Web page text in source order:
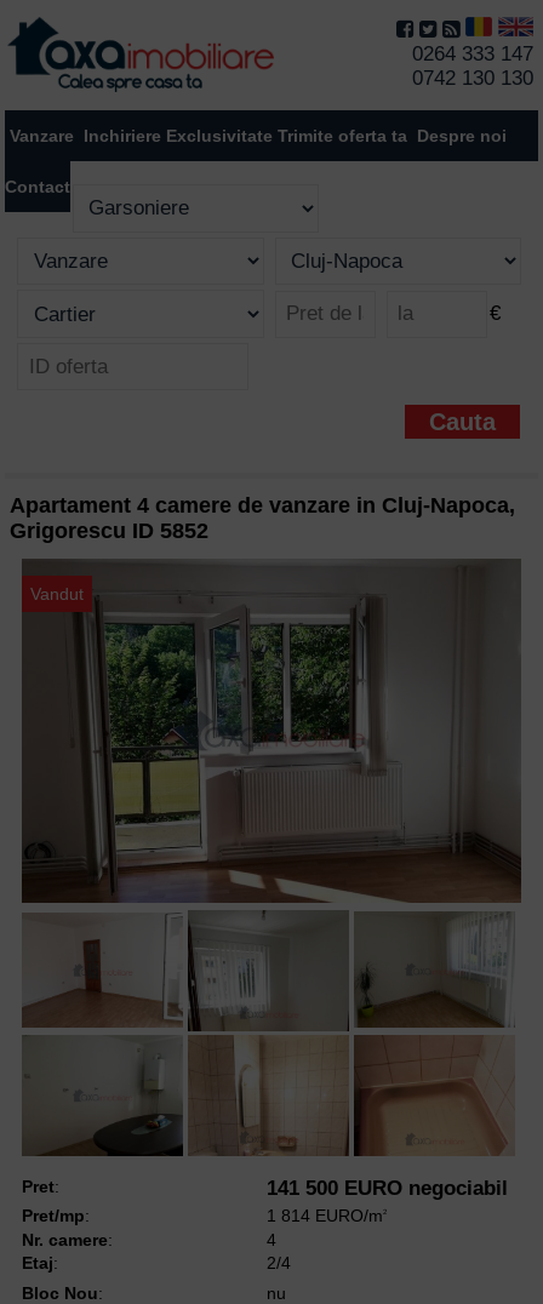
0264 333 147
0742 130 130
Vanzare Inchiriere Exclusivitate Trimite oferta ta Despre noi
Contact
€
Apartament 4 camere de vanzare in Cluj-Napoca,
Grigorescu ID 5852
Vandut
Pret: 141 500 EURO negociabil
Pret/mp: 1 814 EURO/m2
Nr. camere:
4
Etaj:
2/4
Bloc Nou:
nu